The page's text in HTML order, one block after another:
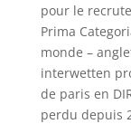
pour le
Prima
monde –
interwetten
de paris en
perdu depuis